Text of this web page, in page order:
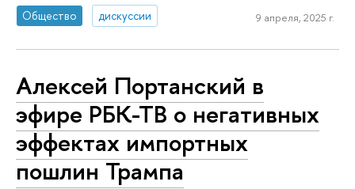
Общество дискуссии 9 апреля, 2025 г.
Алексей Портанский в
эфире РБК-ТВ о негативных
эффектах импортных
пошлин Трампа